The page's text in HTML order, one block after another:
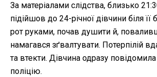
За матеріалами слідства, близько
підійшов до 24-річної дівчини біля її
рот руками, почав душити й,
намагався зґвалтувати. Потерпілій
та втекти. Дівчина одразу
поліцію.